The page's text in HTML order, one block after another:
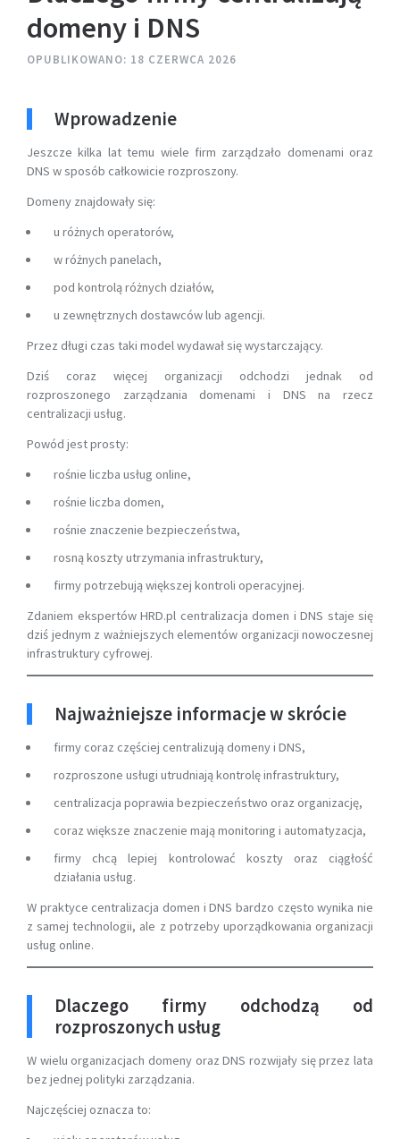
domeny i DNS
OPUBLIKOWANO: 18 CZERWCA 2026
Wprowadzenie
Jeszcze kilka lat temu wiele firm zarządzało domenami oraz
DNS w sposób całkowicie rozproszony.
Domeny znajdowały się:
u różnych operatorów,
w różnych panelach,
pod kontrolą różnych działów,
u zewnętrznych dostawców lub agencji.
Przez długi czas taki model wydawał się wystarczający.
Dziś coraz więcej organizacji odchodzi jednak od
rozproszonego zarządzania domenami i DNS na rzecz
centralizacji usług.
Powód jest prosty:
rośnie liczba usług online,
rośnie liczba domen,
rośnie znaczenie bezpieczeństwa,
rosną koszty utrzymania infrastruktury,
firmy potrzebują większej kontroli operacyjnej.
Zdaniem ekspertów HRD.pl centralizacja domen i DNS staje się
dziś jednym z ważniejszych elementów organizacji nowoczesnej
infrastruktury cyfrowej.
Najważniejsze informacje w skrócie
firmy coraz częściej centralizują domeny i DNS,
rozproszone usługi utrudniają kontrolę infrastruktury,
centralizacja poprawia bezpieczeństwo oraz organizację,
coraz większe znaczenie mają monitoring i automatyzacja,
firmy chcą lepiej kontrolować koszty oraz ciągłość
działania usług.
W praktyce centralizacja domen i DNS bardzo często wynika nie
z samej technologii, ale z potrzeby uporządkowania organizacji
usług online.
Dlaczego firmy odchodzą od
rozproszonych usług
W wielu organizacjach domeny oraz DNS rozwijały się przez lata
bez jednej polityki zarządzania.
Najczęściej oznacza to: